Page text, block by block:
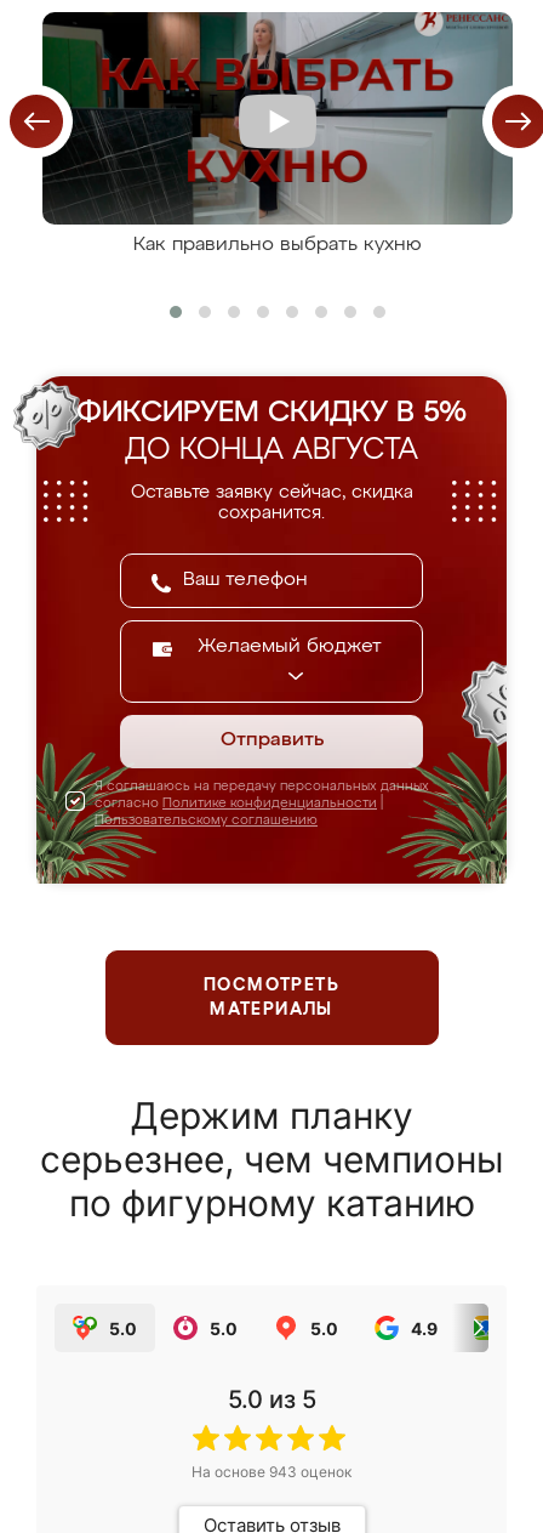
Как правильно выбрать кухню
ФИКСИРУЕМ СКИДКУ В 5%
ДО КОНЦА АВГУСТА
Оставьте заявку сейчас, скидка
сохранится.
Желаемый бюджет
Отправить
Я соглашаюсь на передачу персональных данных
согласно Политике конфиденциальности
Пользовательскому соглашению
ПОСМОТРЕТЬ
МАТЕРИАЛЫ
Держим планку
серьезнее, чем чемпионы
по фигурному катанию
5.0 5.0 5.0 4.9
5.0 из 5
На основе 943 оценок
Оставить отзыв